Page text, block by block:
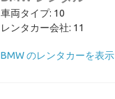
車両タイプ: 10
レンタカー会社: 11
BMW のレンタカーを表示